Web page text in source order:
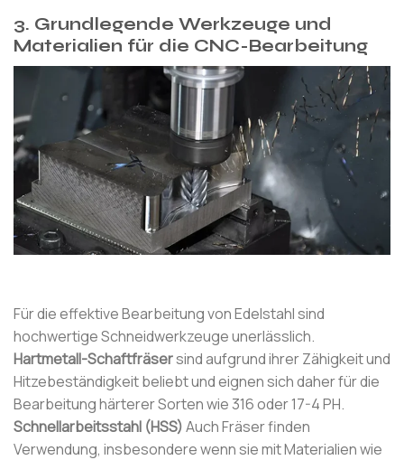
3. Grundlegende Werkzeuge und
Materialien für die CNC-Bearbeitung
Für die effektive Bearbeitung von Edelstahl sind
hochwertige Schneidwerkzeuge unerlässlich.
Hartmetall-Schaftfräsersind aufgrund ihrer Zähigkeit und
Hitzebeständigkeit beliebt und eignen sich daher für die
Bearbeitung härterer Sorten wie 316 oder 17-4 PH.
Schnellarbeitsstahl (HSS)Auch Fräser finden
Verwendung, insbesondere wenn sie mit Materialien wie